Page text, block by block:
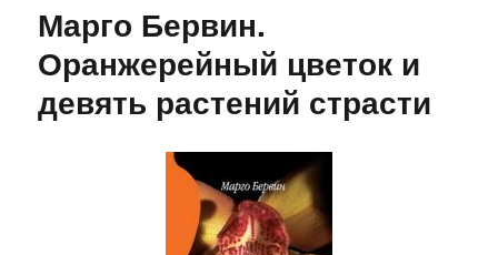
Марго Бервин.
Оранжерейный цветок и
девять растений страсти